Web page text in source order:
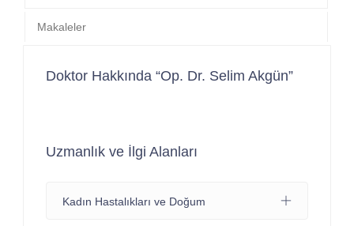
Makaleler
Doktor Hakkında “Op. Dr. Selim Akgün”
Uzmanlık ve İlgi Alanları
Kadın Hastalıkları ve Doğum